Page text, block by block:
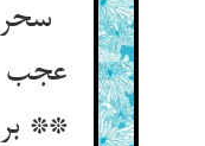
عجب
**